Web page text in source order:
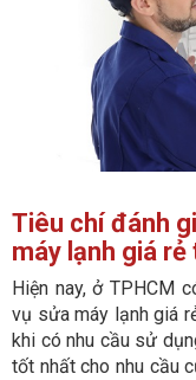
Tiêu chí đánh
máy lạnh giá rẻ
Hiện nay, ở TPHCM
vụ sửa máy lạnh giá
khi có nhu cầu sử
tốt nhất cho nhu cầu